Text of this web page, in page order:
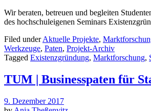
Wir beraten, betreuen und begleiten
des hochschuleigenen Seminars
Filed underAktuelle Projekte,
Werkzeuge, Paten, Projekt-Archiv
Tagged Existenzgründung, Marktforschung,
TUM | Businesspaten für
9. Dezember 2017